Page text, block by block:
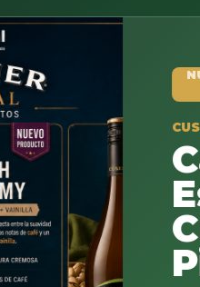
NUEVO
CUSENIER
Cacao